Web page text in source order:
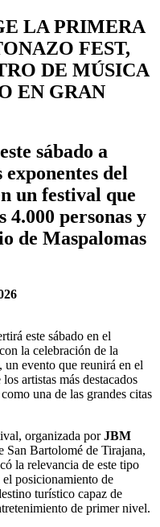
LA PRIMERA
FEST,
DE MÚSICA
EN GRAN
sábado a
del
un festival que
4.000 personas y
de Maspalomas
este sábado en el
la celebración de la
, un evento que reunirá en el
artistas más destacados
una de las grandes citas
organizada porJBM
San Bartolomé de Tirajana,
la relevancia de este tipo
posicionamiento de
turístico capaz de
de primer nivel.